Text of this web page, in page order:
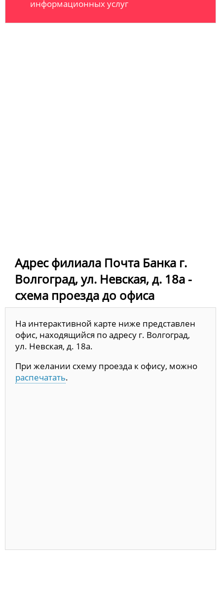
информационных услуг
Адрес филиала Почта Банка г.
Волгоград, ул. Невская, д. 18а -
схема проезда до офиса
На интерактивной карте ниже представлен
офис, находящийся по адресу г. Волгоград,
ул. Невская, д. 18а.
При желании схему проезда к офису, можно
распечатать.